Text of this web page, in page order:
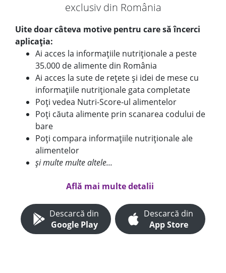
exclusiv din România
Uite doar câteva motive pentru care să încerci
aplicația:
Ai acces la informațiile nutriționale a peste
35.000 de alimente din România
Ai acces la sute de rețete și idei de mese cu
informațiile nutriționale gata completate
Poți vedea Nutri-Score-ul alimentelor
Poți căuta alimente prin scanarea codului de
bare
Poți compara informațiile nutriționale ale
alimentelor
și multe multe altele...
Află mai multe detalii
Descarcă din
Google Play
Descarcă din
App Store